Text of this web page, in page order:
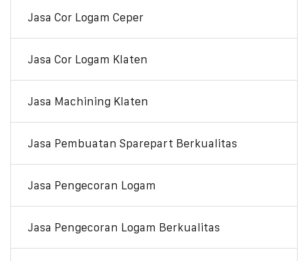
Jasa Cor Logam Ceper
Jasa Cor Logam Klaten
Jasa Machining Klaten
Jasa Pembuatan Sparepart Berkualitas
Jasa Pengecoran Logam
Jasa Pengecoran Logam Berkualitas